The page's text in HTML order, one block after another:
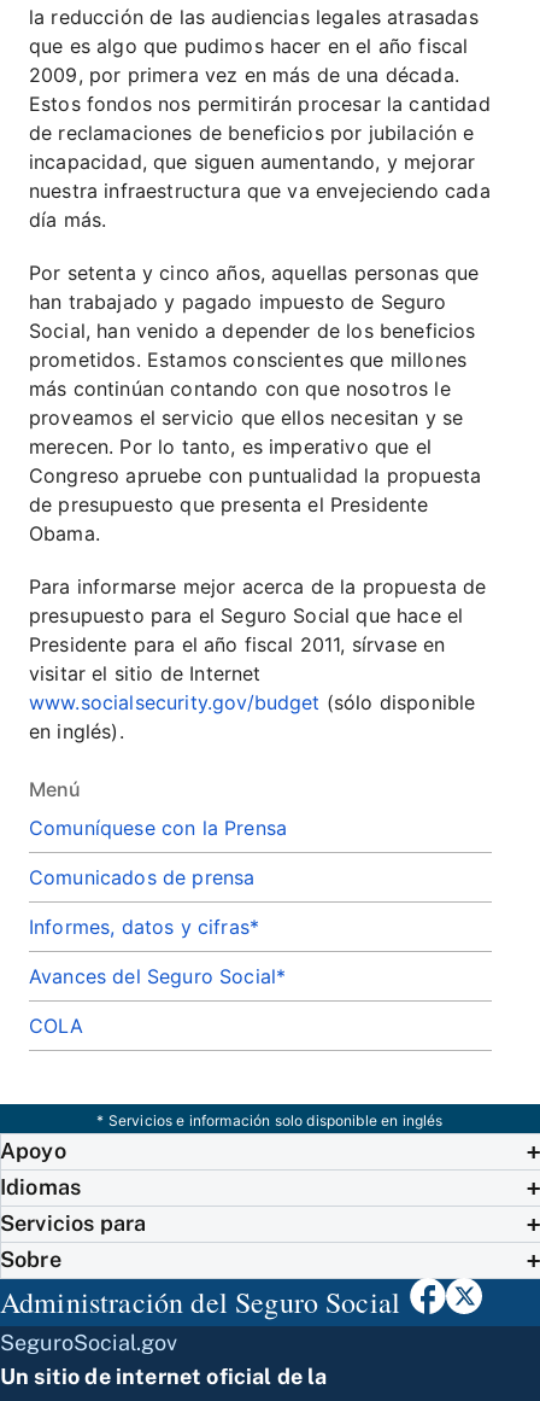
Menú
Comuníquese con la Prensa
Comunicados de prensa
Informes, datos y cifras*
Avances del Seguro Social*
COLA
la reducción de las audiencias legales atrasadas
que es algo que pudimos hacer en el año fiscal
2009, por primera vez en más de una década.
Estos fondos nos permitirán procesar la cantidad
de reclamaciones de beneficios por jubilación e
incapacidad, que siguen aumentando, y mejorar
nuestra infraestructura que va envejeciendo cada
día más.
Por setenta y cinco años, aquellas personas que
han trabajado y pagado impuesto de Seguro
Social, han venido a depender de los beneficios
prometidos. Estamos conscientes que millones
más continúan contando con que nosotros le
proveamos el servicio que ellos necesitan y se
merecen. Por lo tanto, es imperativo que el
Congreso apruebe con puntualidad la propuesta
de presupuesto que presenta el Presidente
Obama.
Para informarse mejor acerca de la propuesta de
presupuesto para el Seguro Social que hace el
Presidente para el año fiscal 2011, sírvase en
visitar el sitio de Internet
www.socialsecurity.gov/budget (sólo disponible
en inglés).
* Servicios e información solo disponible en inglés
Apoyo
Idiomas
Servicios para
Sobre
Administración del Seguro Social
SeguroSocial.gov
Un sitio de internet oficial de la